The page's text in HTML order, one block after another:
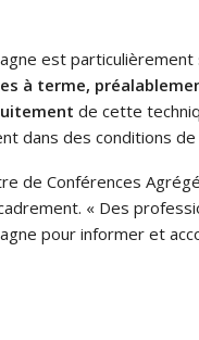
est
à terme,
de cette
dans des conditions
de Conférences Agrégé
« Des
pour informer et